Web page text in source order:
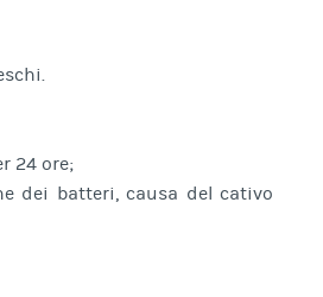
24 ore;
dei batteri, causa del cativo